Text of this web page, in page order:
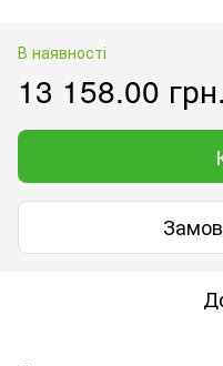
В наявності
13 158.00